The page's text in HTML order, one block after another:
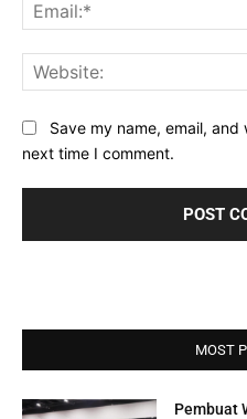
Save my name, email,
next time I comment.
MOST
Pembuat